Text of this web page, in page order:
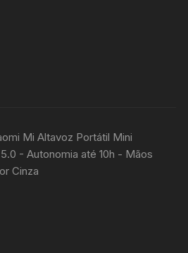
Mi Altavoz Portátil Mini
- Autonomia até 10h - Mãos
Cinza